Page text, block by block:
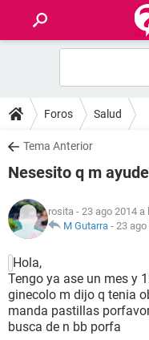
FOROS
SALUD
NUTRICIÓN
BIENESTAR
SEXUALIDAD
Foros Salud
Tema Anterior
Nesesito q m
rosita - 23 ago 2014 a
M Gutarra - 23 ago
Hola,
Tengo ya ase un mes y
ginecolo m dijo q tenia
manda pastillas
busca de n bb porfa